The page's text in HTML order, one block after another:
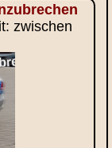
zwischen